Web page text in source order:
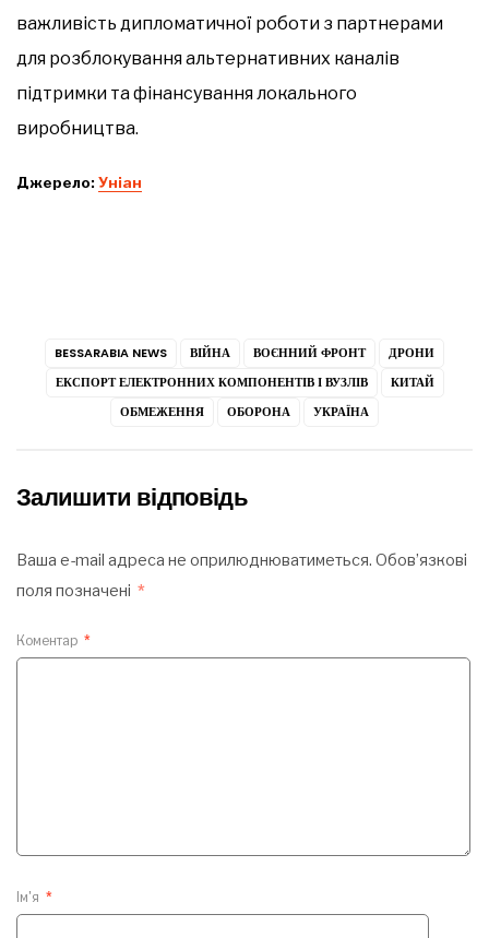
важливість дипломатичної роботи з партнерами
для розблокування альтернативних каналів
підтримки та фінансування локального
виробництва.
Джерело: Уніан
BESSARABIA NEWS ВІЙНА ВОЄННИЙ ФРОНТ
ДРОНИ
ЕКСПОРТ ЕЛЕКТРОННИХ КОМПОНЕНТІВ І ВУЗЛІВ
КИТАЙ
ОБМЕЖЕННЯ
ОБОРОНА УКРАЇНА
Залишити відповідь
Ваша e-mail адреса не оприлюднюватиметься. Обов’язкові
поля позначені *
Коментар *
Ім'я *